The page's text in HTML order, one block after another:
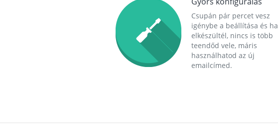
Csupán pár percet vesz
igénybe a beállítása és ha
elkészültél, nincs is több
teendőd vele, máris
használhatod az új
emailcímed.